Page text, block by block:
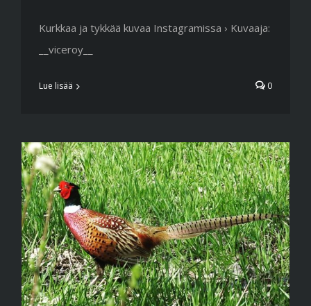
Kurkkaa ja tykkää kuvaa Instagramissa › Kuvaaja:
__viceroy__
Lue lisää 0